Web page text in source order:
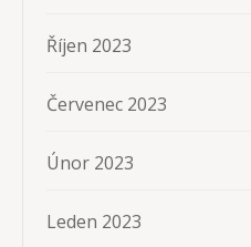
Říjen 2023
Červenec 2023
Únor 2023
Leden 2023